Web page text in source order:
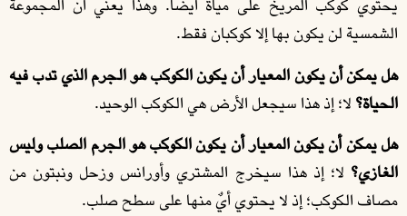
يحتوي كوكب المريخ على مياة أيضًا. وهذا يعني أن المجموعة
الشمسية لن يكون بها إلا كوكبان فقط.
هل يمكن أن يكون المعيار أن يكون الكوكب هو الجرم الذي تدب فيه
الحياة؟ لا؛ إذ هذا سيجعل الأرض هي الكوكب الوحيد.
هل يمكن أن يكون المعيار أن يكون الكوكب هو الجرم الصلب وليس
الغازي؟ لا؛ إذ هذا سيخرج المشتري وأورانس وزحل ونبتون من
مصاف الكوكب؛ إذ لا يحتوي أيٌ منها على سطح صلب.